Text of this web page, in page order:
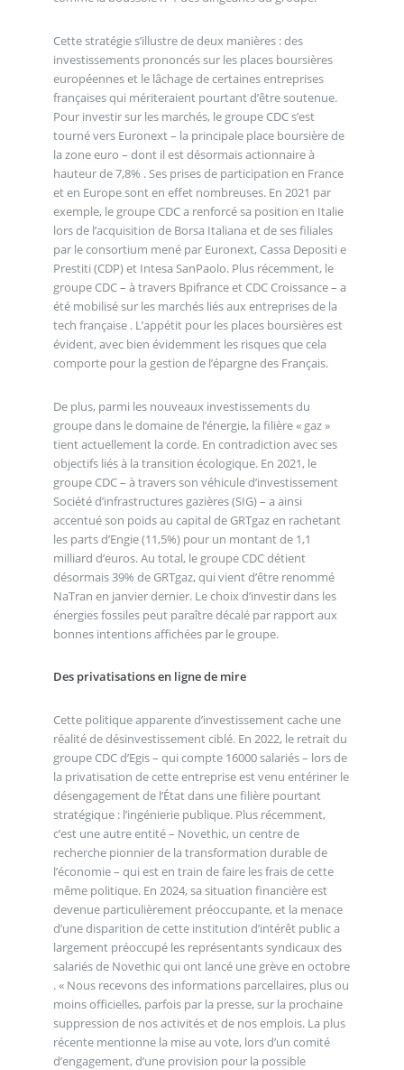
Cette stratégie s’illustre de deux manières : des
investissements prononcés sur les places boursières
européennes et le lâchage de certaines entreprises
françaises qui mériteraient pourtant d’être soutenue.
Pour investir sur les marchés, le groupe CDC s’est
tourné vers Euronext – la principale place boursière de
la zone euro – dont il est désormais actionnaire à
hauteur de 7,8% . Ses prises de participation en France
et en Europe sont en effet nombreuses. En 2021 par
exemple, le groupe CDC a renforcé sa position en Italie
lors de l’acquisition de Borsa Italiana et de ses filiales
par le consortium mené par Euronext, Cassa Depositi e
Prestiti (CDP) et Intesa SanPaolo. Plus récemment, le
groupe CDC – à travers Bpifrance et CDC Croissance – a
été mobilisé sur les marchés liés aux entreprises de la
tech française . L’appétit pour les places boursières est
évident, avec bien évidemment les risques que cela
comporte pour la gestion de l’épargne des Français.
De plus, parmi les nouveaux investissements du
groupe dans le domaine de l’énergie, la filière « gaz »
tient actuellement la corde. En contradiction avec ses
objectifs liés à la transition écologique. En 2021, le
groupe CDC – à travers son véhicule d’investissement
Société d’infrastructures gazières (SIG) – a ainsi
accentué son poids au capital de GRTgaz en rachetant
les parts d’Engie (11,5%) pour un montant de 1,1
milliard d’euros. Au total, le groupe CDC détient
désormais 39% de GRTgaz, qui vient d’être renommé
NaTran en janvier dernier. Le choix d’investir dans les
énergies fossiles peut paraître décalé par rapport aux
bonnes intentions affichées par le groupe.
Des privatisations en ligne de mire
Cette politique apparente d’investissement cache une
réalité de désinvestissement ciblé. En 2022, le retrait du
groupe CDC d’Egis – qui compte 16000 salariés – lors de
la privatisation de cette entreprise est venu entériner le
désengagement de l’État dans une filière pourtant
stratégique : l’ingénierie publique. Plus récemment,
c’est une autre entité – Novethic, un centre de
recherche pionnier de la transformation durable de
l’économie – qui est en train de faire les frais de cette
même politique. En 2024, sa situation financière est
devenue particulièrement préoccupante, et la menace
d’une disparition de cette institution d’intérêt public a
largement préoccupé les représentants syndicaux des
salariés de Novethic qui ont lancé une grève en octobre
. « Nous recevons des informations parcellaires, plus ou
moins officielles, parfois par la presse, sur la prochaine
suppression de nos activités et de nos emplois. La plus
récente mentionne la mise au vote, lors d’un comité
d’engagement, d’une provision pour la possible